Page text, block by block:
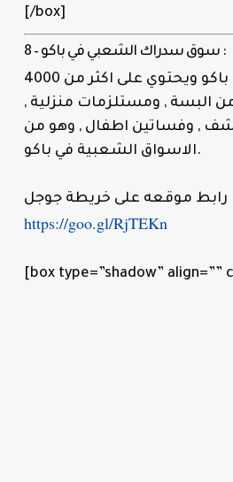
[/box]
8 – سوق سدراك الشعبي في باكو :
هو من اكبرا اسواق باكو ويحتوي على اكثر من 4000
البسة , ومستلزمات منزلية ,
, وفساتين اطفال , وهو من
الاسواق الشعبية في باكو.
https://goo.gl/RjTEKn
[box type=”shadow” align=””